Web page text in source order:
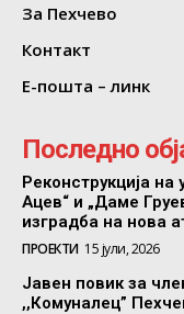
За Пехчево
Контакт
Е-пошта – линк
Последно
Реконструкција на
Ацев“ и „Даме
изградба на нова
ПРОЕКТИ 15 јули, 2026
Јавен повик за
,,Комуналец”